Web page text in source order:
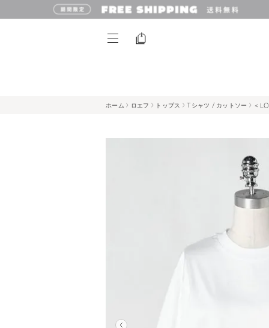
ホーム ロエフ トップス Tシャツ / カットソー ＜